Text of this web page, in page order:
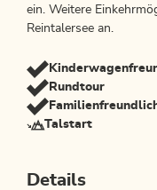
ein. Weitere
Reintalersee an.
Rundtour
Talstart
Details